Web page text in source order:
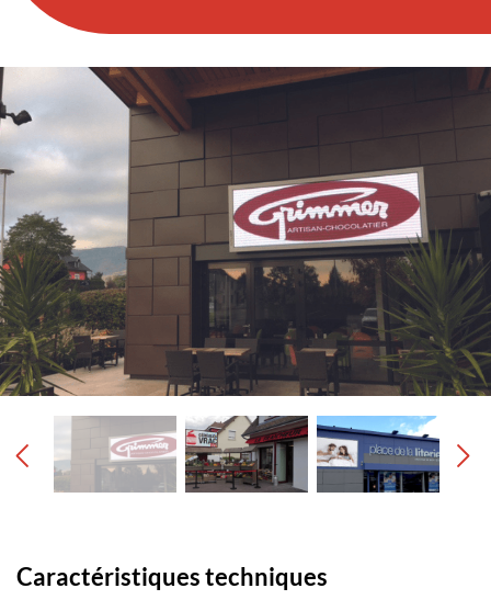
Caractéristiques techniques